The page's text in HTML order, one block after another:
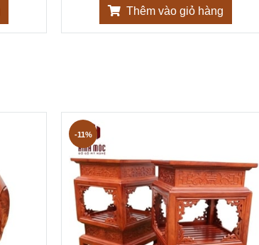
Thêm vào giỏ hàng
-11%